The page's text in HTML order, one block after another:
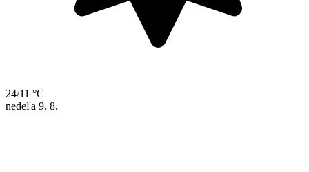
24/11 °C
nedeľa 9. 8.